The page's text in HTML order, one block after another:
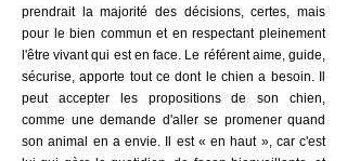
prendrait la majorité des décisions, certes, mais
pour le bien commun et en respectant pleinement
l'être vivant qui est en face. Le référent aime, guide,
sécurise, apporte tout ce dont le chien a besoin. Il
peut accepter les propositions de son chien,
comme une demande d'aller se promener quand
son animal en a envie. Il est « en haut », car c'est